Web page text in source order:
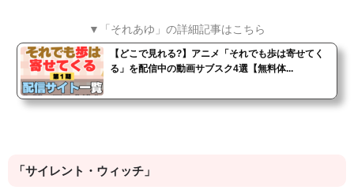
▼「それあゆ」の詳細記事はこちら
【どこで見れる?】アニメ「それでも歩は寄せてく
る」を配信中の動画サブスク4選【無料体...
「サイレント・ウィッチ」